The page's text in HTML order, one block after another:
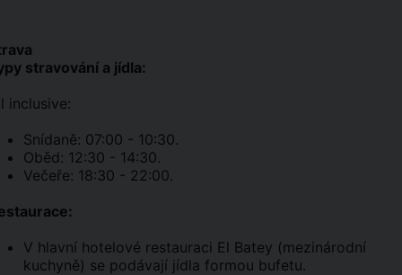
stravování a jídla:
inclusive:
Snídaně: 07:00 - 10:30.
Oběd: 12:30 - 14:30.
Večeře: 18:30 - 22:00.
V hlavní hotelové restauraci El Batey (mezinárodní
kuchyně) se podávají jídla formou bufetu.